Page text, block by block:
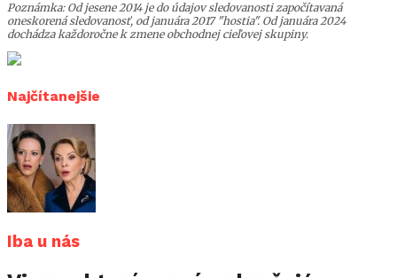
Poznámka: Od jesene 2014 je do údajov sledovanosti započítavaná
oneskorená sledovanosť, od januára 2017 "hostia". Od januára 2024
dochádza každoročne k zmene obchodnej cieľovej skupiny.
Najčítanejšie
Iba u nás